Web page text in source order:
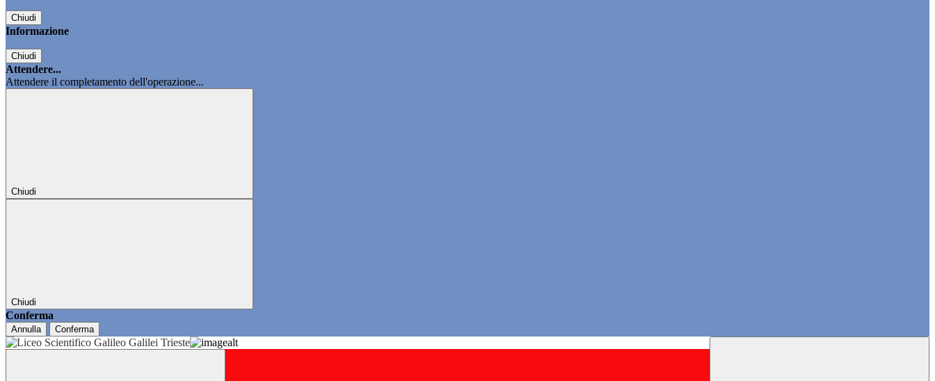
Chiudi
Informazione
Chiudi
Attendere...
Attendere il completamento dell'operazione...
Chiudi
Chiudi
Conferma
Annulla Conferma